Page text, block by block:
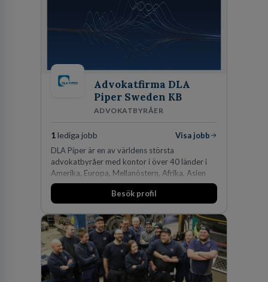
Advokatfirma DLA
Piper Sweden KB
ADVOKATBYRÅER
1lediga jobb
Visa jobb
DLA Piper är en av världens största
advokatbyråer med kontor i över 40 länder i
Amerika, Europa, Mellanöstern, Afrika, Asien
och Oceanien. Vi är specialister inom
affärsjuridikens alla områden och vi har några
fler än 450 jurister på fem kontor i Stockholm,
Köpenhamn, Århus, Oslo och Helsingfors kan vi
på DLA Piper erbjuda våra klienter en unik,
effektiv och gränsöverskridande nordisk
expertis. På vårt kontor i centrala Stockholm är
vi idag drygt 240 medarbetare.
Besök profil